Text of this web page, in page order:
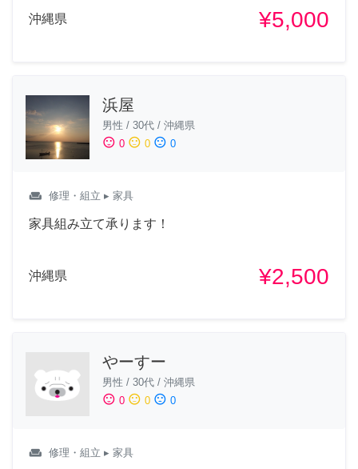
沖縄県 ¥5,000
浜屋
男性 / 30代 / 沖縄県
sentiment_satisfied 0 sentiment_neutral 0 sentiment_dissatisfied 0
weekend 修理・組立 ▸ 家具
家具組み立て承ります！
沖縄県 ¥2,500
やーすー
男性 / 30代 / 沖縄県
sentiment_satisfied 0 sentiment_neutral 0 sentiment_dissatisfied 0
weekend 修理・組立 ▸ 家具